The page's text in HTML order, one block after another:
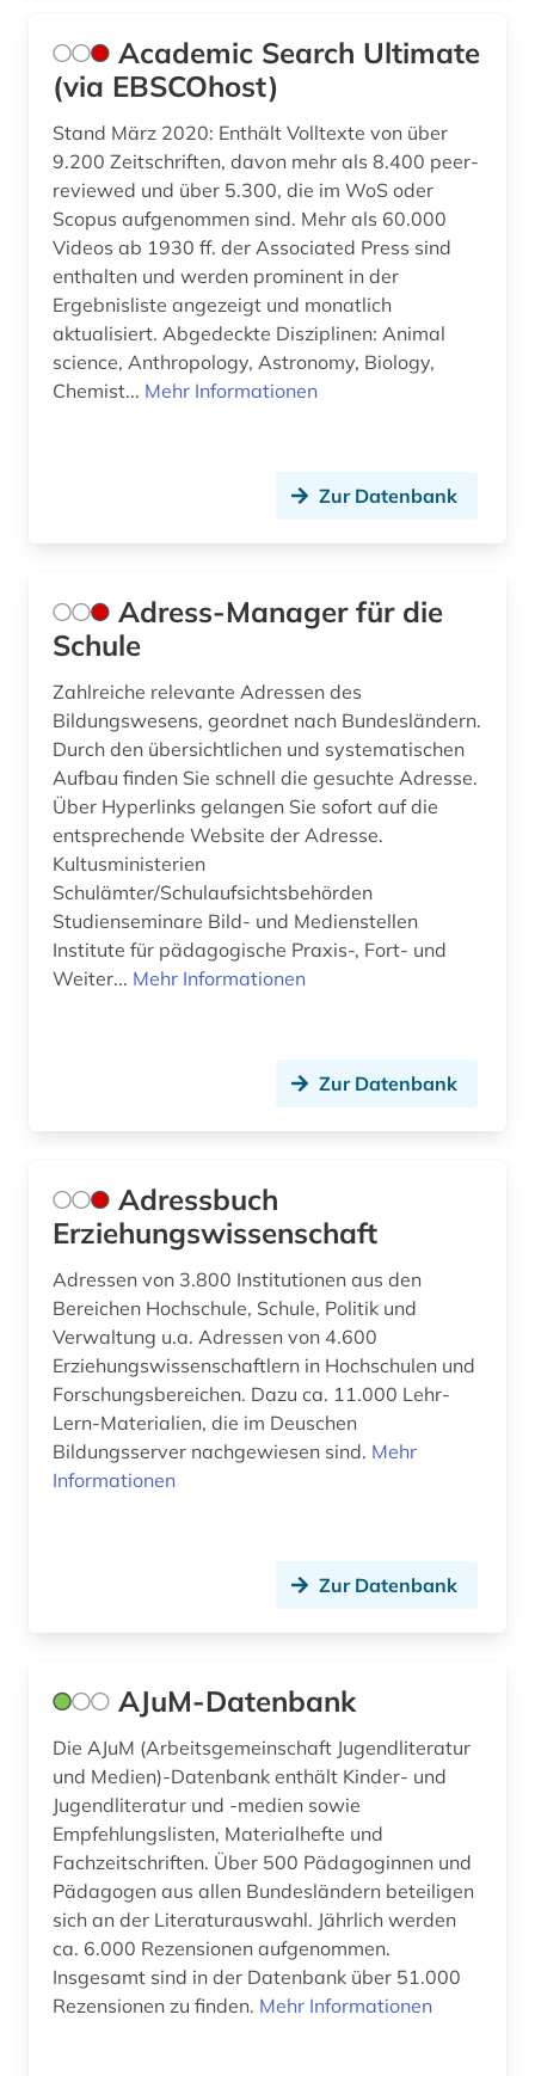
biologie (3)
biowissenschaften (1)
book e (1)
brief (1)
buch (1)
china (3)
comic (1)
computerspiele (1)
computerunterstütztes lernen (1)
curriculum (2)
daten (1)
datenbank (1)
demoskopie (1)
design (3)
dessau (1)
deutsches sprachgebiet (1)
deutschland (19)
digitales spiel (1)
dissertation (2)
diversität (1)
dokumentenserver (1)
drittes reich (2)
drogen (1)
Academic Search Ultimate
(via EBSCOhost)
Stand März 2020: Enthält Volltexte von über
9.200 Zeitschriften, davon mehr als 8.400 peer-
reviewed und über 5.300, die im WoS oder
Scopus aufgenommen sind. Mehr als 60.000
Videos ab 1930 ff. der Associated Press sind
enthalten und werden prominent in der
Ergebnisliste angezeigt und monatlich
aktualisiert. Abgedeckte Disziplinen: Animal
science, Anthropology, Astronomy, Biology,
Chemist... Mehr Informationen
Zur Datenbank
Adress-Manager für die
Schule
Zahlreiche relevante Adressen des
Bildungswesens, geordnet nach Bundesländern.
Durch den übersichtlichen und systematischen
Aufbau finden Sie schnell die gesuchte Adresse.
Über Hyperlinks gelangen Sie sofort auf die
entsprechende Website der Adresse.
Kultusministerien
Schulämter/Schulaufsichtsbehörden
Studienseminare Bild- und Medienstellen
Institute für pädagogische Praxis-, Fort- und
Weiter... Mehr Informationen
Zur Datenbank
Adressbuch
Erziehungswissenschaft
Adressen von 3.800 Institutionen aus den
Bereichen Hochschule, Schule, Politik und
Verwaltung u.a. Adressen von 4.600
Erziehungswissenschaftlern in Hochschulen und
Forschungsbereichen. Dazu ca. 11.000 Lehr-
Lern-Materialien, die im Deuschen
Bildungsserver nachgewiesen sind. Mehr
Informationen
Zur Datenbank
AJuM-Datenbank
Die AJuM (Arbeitsgemeinschaft Jugendliteratur
und Medien)-Datenbank enthält Kinder- und
Jugendliteratur und -medien sowie
Empfehlungslisten, Materialhefte und
Fachzeitschriften. Über 500 Pädagoginnen und
Pädagogen aus allen Bundesländern beteiligen
sich an der Literaturauswahl. Jährlich werden
ca. 6.000 Rezensionen aufgenommen.
Insgesamt sind in der Datenbank über 51.000
Rezensionen zu finden. Mehr Informationen